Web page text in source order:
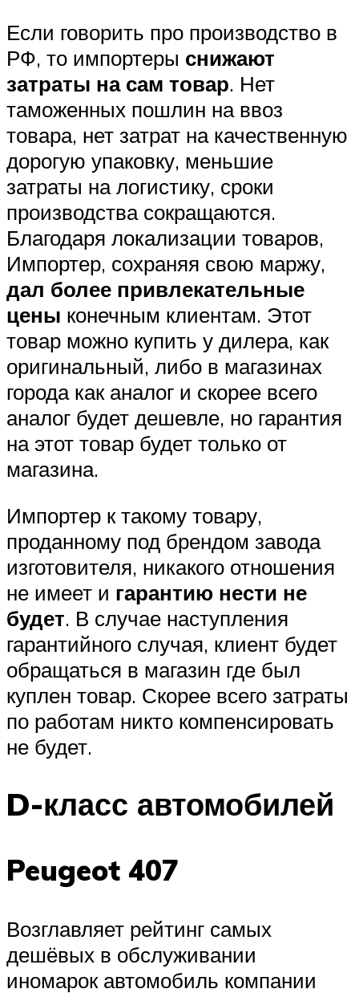
Если говорить про производство в
РФ, то импортеры снижают
затраты на сам товар. Нет
таможенных пошлин на ввоз
товара, нет затрат на качественную
дорогую упаковку, меньшие
затраты на логистику, сроки
производства сокращаются.
Благодаря локализации товаров,
Импортер, сохраняя свою маржу,
дал более привлекательные
цены конечным клиентам. Этот
товар можно купить у дилера, как
оригинальный, либо в магазинах
города как аналог и скорее всего
аналог будет дешевле, но гарантия
на этот товар будет только от
магазина.
Импортер к такому товару,
проданному под брендом завода
изготовителя, никакого отношения
не имеет и гарантию нести не
будет. В случае наступления
гарантийного случая, клиент будет
обращаться в магазин где был
куплен товар. Скорее всего затраты
по работам никто компенсировать
не будет.
D-класс автомобилей
Peugeot 407
Возглавляет рейтинг самых
дешёвых в обслуживании
иномарок автомобиль компании